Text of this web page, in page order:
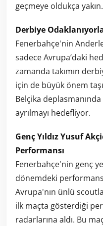
geçmeye oldukça yakın.
Derbiye
Fenerbahçe'nin
sadece Avrupa’daki
zamanda takımın
için de büyük önem
Belçika
ayrılmayı hedefliyor.
Genç Yıldız Yusuf
Performansı
Fenerbahçe'nin genç
dönemdeki
Avrupa'nın ünlü
ilk maçta gösterdiği
radarlarına aldı. Bu